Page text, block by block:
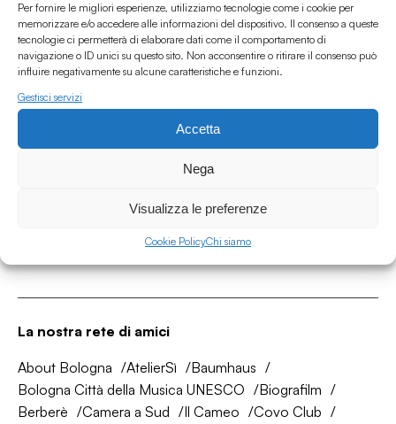
Per fornire le migliori esperienze, utilizziamo tecnologie come i cookie per
memorizzare e/o accedere alle informazioni del dispositivo. Il consenso a queste
tecnologie ci permetterà di elaborare dati come il comportamento di
navigazione o ID unici su questo sito. Non acconsentire o ritirare il consenso può
influire negativamente su alcune caratteristiche e funzioni.
Gestisci servizi
Accetta
Nega
Visualizza le preferenze
Cookie PolicyChi siamo
Associazione Culturale Humus
Via degli Orti 63, Bologna 40137
CF: 03691751204
La nostra rete di amici
About Bologna AtelierSì
Baumhaus
Bologna Città della Musica UNESCO
Biografilm
Berberè
Camera a Sud Il Cameo
Covo Club